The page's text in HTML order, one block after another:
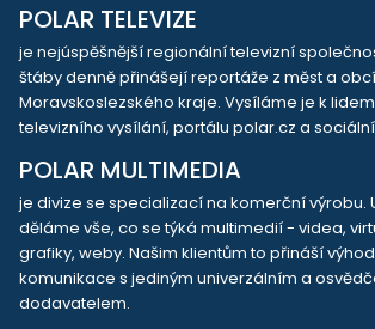
POLAR TELEVIZE
je nejúspěšnější regionální televizní
štáby denně přinášejí reportáže z měst a obcí
Moravskoslezského kraje. Vysíláme je k
televizního vysílání, portálu polar.cz a
POLAR MULTIMEDIA
je divize se specializací na komerční výrobu.
děláme vše, co se týká multimedií - videa,
grafiky, weby. Našim klientům to přináší
komunikace s jediným univerzálním a
dodavatelem.